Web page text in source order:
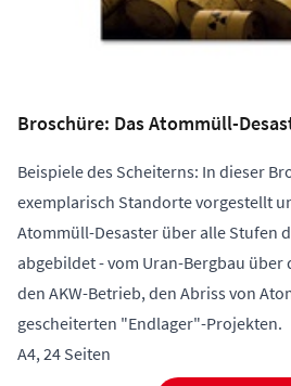
Broschüre: Das Atommüll-
Beispiele des Scheiterns: In dieser
exemplarisch Standorte vorgestellt
Atommüll-Desaster über alle Stufen
abgebildet - vom Uran-Bergbau
den AKW-Betrieb, den Abriss von
gescheiterten "Endlager"-Projekten.
A4, 24 Seiten